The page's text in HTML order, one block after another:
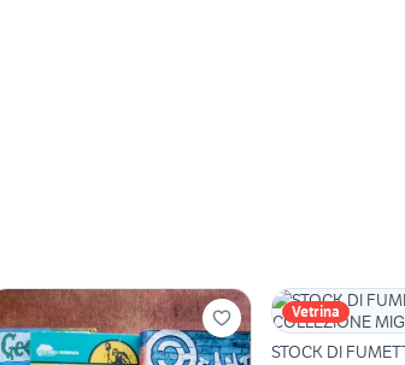
Vetrina
STOCK DI